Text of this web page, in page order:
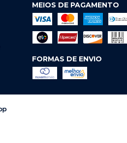
MEIOS DE PAGAMENTO
FORMAS DE ENVIO